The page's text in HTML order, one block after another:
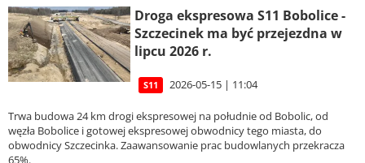
Droga ekspresowa S11 Bobolice -
Szczecinek ma być przejezdna w
lipcu 2026 r.
S11 2026-05-15 | 11:04
Trwa budowa 24 km drogi ekspresowej na południe od Bobolic, od
węzła Bobolice i gotowej ekspresowej obwodnicy tego miasta, do
obwodnicy Szczecinka. Zaawansowanie prac budowlanych przekracza
65%.